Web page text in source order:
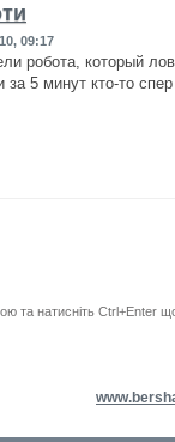
09:17
робота, который
за 5 минут кто-то
та натисніть Ctrl+Enter